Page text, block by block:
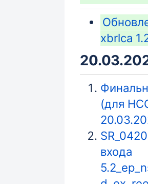
xbrlca
(для
входа